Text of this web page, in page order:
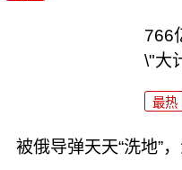
766
\"大
最热
被俄导弹天天“洗地”